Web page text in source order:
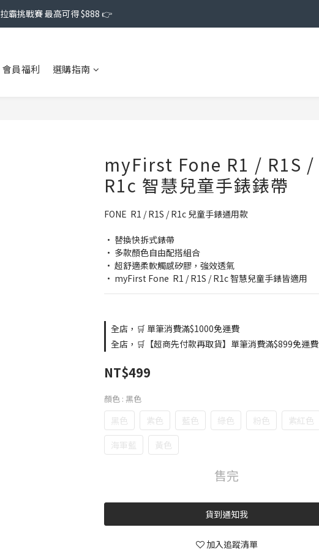
拉霸挑戰賽 最高可得 $888 👉
會員福利 選購指南
myFirst Fone R1 / R1S /
R1c 智慧兒童手錶錶帶
FONE  R1 / R1S / R1c 兒童手錶通用款
• 替換快拆式錶帶
• 多款顏色自由配搭組合
• 超舒適柔軟觸感矽膠，強效透氣
• myFirst Fone  R1 / R1S / R1c 智慧兒童手錶皆適用
全店，🛒 單筆消費滿$1000免運費
全店，🛒【超商先付款再取貨】單筆消費滿$899免運費
NT$499
顏色 : 黑色
黑色 紫色 藍色 綠色 粉色
紫紅色
海軍藍
黃色
售完
貨到通知我
加入追蹤清單